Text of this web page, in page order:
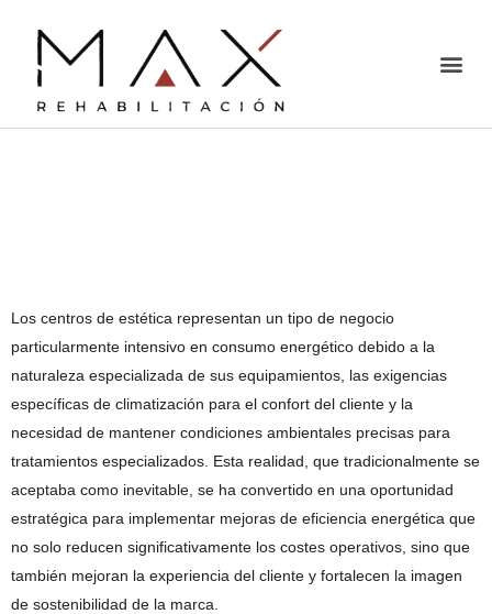
Los centros de estética representan un tipo de negocio
particularmente intensivo en consumo energético debido a la
naturaleza especializada de sus equipamientos, las exigencias
específicas de climatización para el confort del cliente y la
necesidad de mantener condiciones ambientales precisas para
tratamientos especializados. Esta realidad, que tradicionalmente se
aceptaba como inevitable, se ha convertido en una oportunidad
estratégica para implementar mejoras de eficiencia energética que
no solo reducen significativamente los costes operativos, sino que
también mejoran la experiencia del cliente y fortalecen la imagen
de sostenibilidad de la marca.